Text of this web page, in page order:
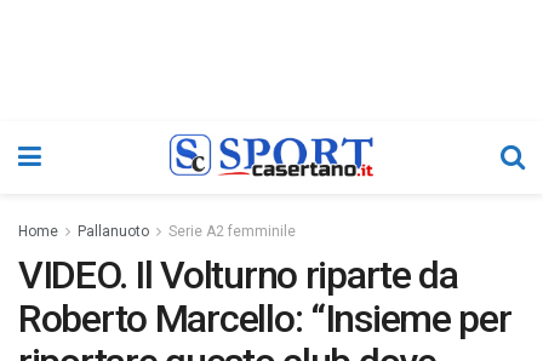
Home Pallanuoto Serie A2 femminile
VIDEO. Il Volturno riparte da
Roberto Marcello: “Insieme per